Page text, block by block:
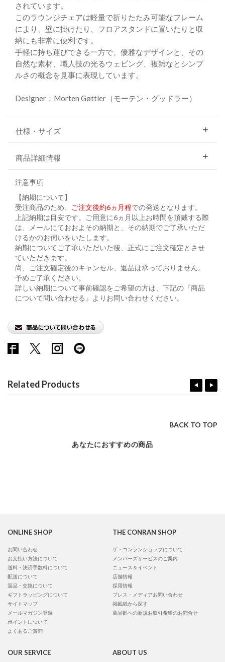
されています。
このラウンジチェアは軽量で折りたたみ可能なフレーム
により、壁に掛けたり、フロアスタンドに置いたりと収
納にも非常に便利です。
手軽に持ち運びできる一方で、優雅なデザインと、その
自然な素材、職人技の光るウェビング、複雑なとシンプ
ルさの概念を見事に表現しています。
Designer：Morten Gøttler（モーテン・グッドラー）
仕様・サイズ
商品詳細情報
注意事項
【納期について】
受注商品のため、
ご注文後約6ヵ月程での発送となります。
上記納期は目安です。ご用意に6ヵ月以上お時間を頂戴する際
は、メールにておおよその納期と、その納期でご了承いただ
けるかのお伺いをいたします。
納期についてご了承いただいた後、正式にご注文確定とさせ
ていただきます。
尚、ご注文確定後のキャンセル、返品は承っておりません。
予めご了承ください。
詳しい納期について事前確認をご希望の方は、下記の『商品
について問い合わせる』よりお問い合わせください。
Related Products
BACK TO TOP
あなたにおすすめの商品
ONLINE SHOP
お問い合わせ
お支払い方法について
送料・決済手数料について
配送について
返品・交換について
ギフトラッピングについて
サイトマップ
メールマガジン登録
ポイントについて
よくあるご質問
THE CONRAN SHOP
ザ・コンランショップについて
メンバーズサービスのご案内
ニュース＆イベント
店舗情報
採用情報
プレス・メディアお問い合わせ
掲載紙から探す
商品部への新規お取引希望のお問合せ
OUR SERVICE ABOUT US